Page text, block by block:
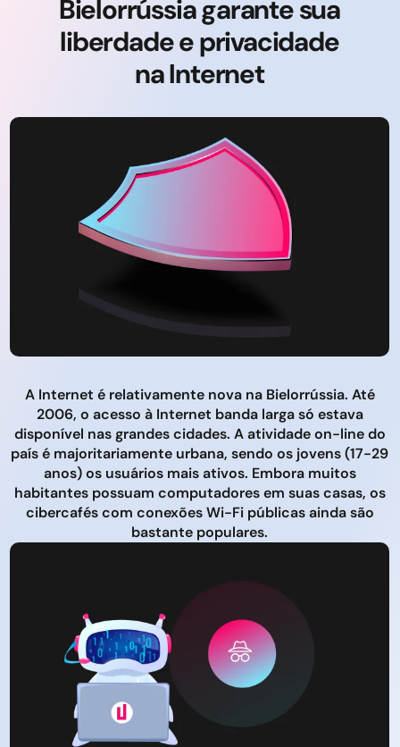
Bielorrússia garante sua
liberdade e privacidade
na Internet
A Internet é relativamente nova na Bielorrússia. Até
2006, o acesso à Internet banda larga só estava
disponível nas grandes cidades. A atividade on-line do
país é majoritariamente urbana, sendo os jovens (17-29
anos) os usuários mais ativos. Embora muitos
habitantes possuam computadores em suas casas, os
cibercafés com conexões Wi-Fi públicas ainda são
bastante populares.